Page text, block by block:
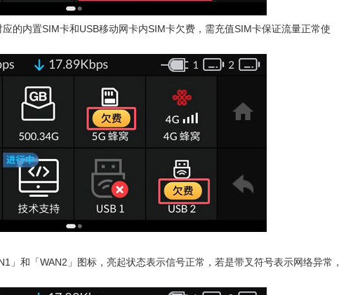
应的内置SIM卡和USB移动网卡内SIM卡欠费，需充值SIM卡保证流量正常使
」和「WAN2 」图标，亮起状态表示信号正常，若是带叉符号表示网络异常，